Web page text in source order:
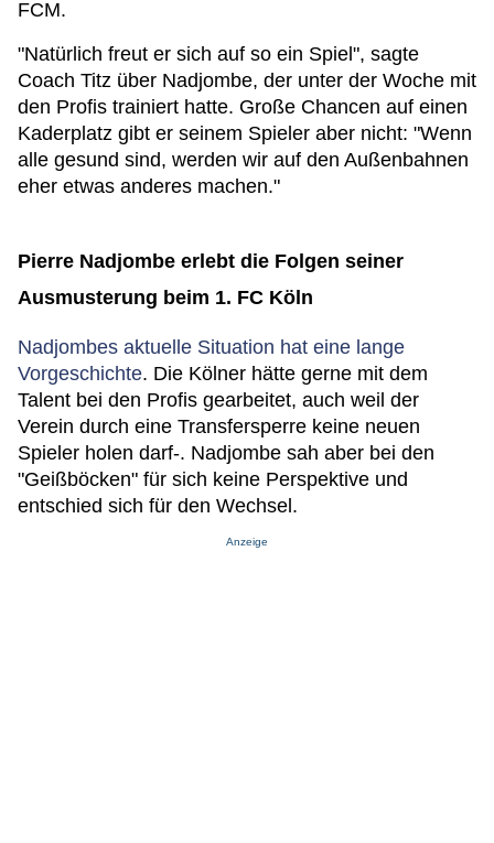
FCM.
"Natürlich freut er sich auf so ein Spiel", sagte
Coach Titz über Nadjombe, der unter der Woche mit
den Profis trainiert hatte. Große Chancen auf einen
Kaderplatz gibt er seinem Spieler aber nicht: "Wenn
alle gesund sind, werden wir auf den Außenbahnen
eher etwas anderes machen."
Pierre Nadjombe erlebt die Folgen seiner
Ausmusterung beim 1. FC Köln
Nadjombes aktuelle Situation hat eine lange
Vorgeschichte. Die Kölner hätte gerne mit dem
Talent bei den Profis gearbeitet, auch weil der
Verein durch eine Transfersperre keine neuen
Spieler holen darf-. Nadjombe sah aber bei den
"Geißböcken" für sich keine Perspektive und
entschied sich für den Wechsel.
Anzeige